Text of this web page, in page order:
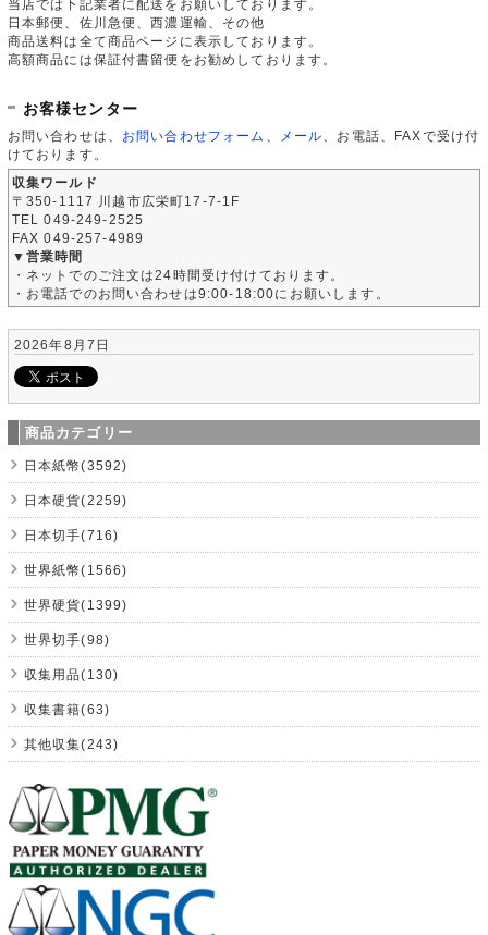
当店では下記業者に配送をお願いしております。
日本郵便、佐川急便、西濃運輸、その他
商品送料は全て商品ページに表示しております。
高額商品には保証付書留便をお勧めしております。
お客様センター
お問い合わせは、 お問い合わせフォーム メール 、お電話、FAXで受け付
けております。
収集ワールド
〒350-1117 川越市広栄町17-7-1F
TEL 049-249-2525
FAX 049-257-4989
▼営業時間
・ネットでのご注文は24時間受け付けております。
・お電話でのお問い合わせは9:00-18:00にお願いします。
2026年8月7日
商品カテゴリー
日本紙幣(3592)
日本硬貨(2259)
日本切手(716)
世界紙幣(1566)
世界硬貨(1399)
世界切手(98)
収集用品(130)
収集書籍(63)
其他収集(243)